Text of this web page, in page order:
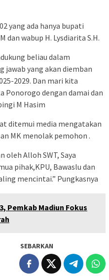
yang ada hanya bupati
dan wabup H. Lysdiarita S.H.
beliau dalam
jawab yang akan diemban
2029. Dan mari kita
Ponorogo dengan damai dan
M Hasim
ditemui media mengatakan
MK menolak pemohon .
Alloh SWT, Saya
pihak,KPU, Bawaslu dan
mencintai.” Pungkasnya
Pemkab Madiun Fokus
SEBARKAN